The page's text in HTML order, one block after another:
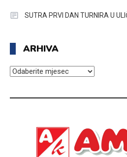
SUTRA PRVI DAN TURNIRA U
ARHIVA
ARHIVA